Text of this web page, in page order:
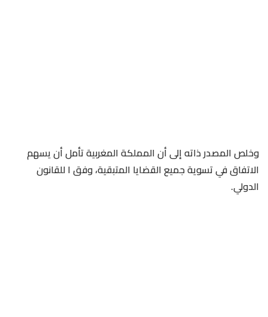
وخلص المصدر ذاته إلى أن المملكة المغربية تأمل أن يسهم
الاتفاق في تسوية جميع القضايا المتبقية، وفق ا للقانون
الدولي.